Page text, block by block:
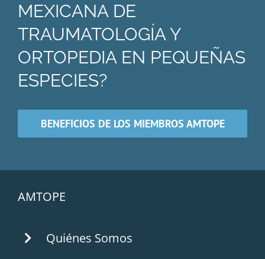
MEXICANA DE
TRAUMATOLOGÍA Y
ORTOPEDIA EN PEQUEÑAS
ESPECIES?
BENEFICIOS DE LOS MIEMBROS AMTOPE
AMTOPE
Quiénes Somos